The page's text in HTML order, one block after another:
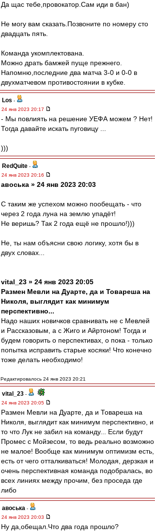
Да щас тебе,провокатор.Сам иди в бан)
Не могу вам сказать.Позвоните по номеру сто
двадцать пять.
Команда укомплектована.
Можно драть бамжей пуще прежнего.
Напомню,последние два матча 3-0 и 0-0 в
двухматчевом противостоянии в кубке.
Los -
24 янв 2023 20:17
- Мы повлиять на решение УЕФА можем ? Нет!
Тогда давайте искать пуговицу ...
)))
RedQuite -
24 янв 2023 20:16
авоська » 24 янв 2023 20:03
С таким же успехом можно пообещать - что
через 2 года луна на землю упадёт!
Не веришь? Так 2 года ещё не прошло!)))
Не, ты нам объясни свою логику, хотя бы в
двух словах...
vital_23 » 24 янв 2023 20:05
Размен Мевли на Дуарте, да и Товареша на
Николя, выглядит как минимум
перспективно...
Надо наших новичков сравнивать не с Мевлей
и Рассказовым, а с Жиго и Айртоном! Тогда и
будем говорить о перспективах, о пока - только
попытка исправить старые косяки! Что конечно
тоже делать необходимо!
Редактировалось 24 янв 2023 20:21
vital_23 -
24 янв 2023 20:05
Размен Мевли на Дуарте, да и Товареша на
Николя, выглядит как минимум перспективно, и
то что Лук не забил на команду... Если будут
Промес с Мойзесом, то ведь реально возможно
не малое! Вообще как минимум оптимизм есть,
есть от чего отталкиваться! Молодая, дерзкая и
очень перспективная команда подобралась, во
всех линиях между прочим, без проседа где
либо
авоська -
24 янв 2023 20:03
Ну да,обещал.Что два года прошло?